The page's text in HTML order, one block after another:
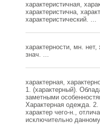
характеристичная,
характеристична,
характеристический. ...
характерности, мн.
знач. ...
характерная,
1. (характерный).
заметными
Характерная одежда.
характер чего-н.,
исключительно